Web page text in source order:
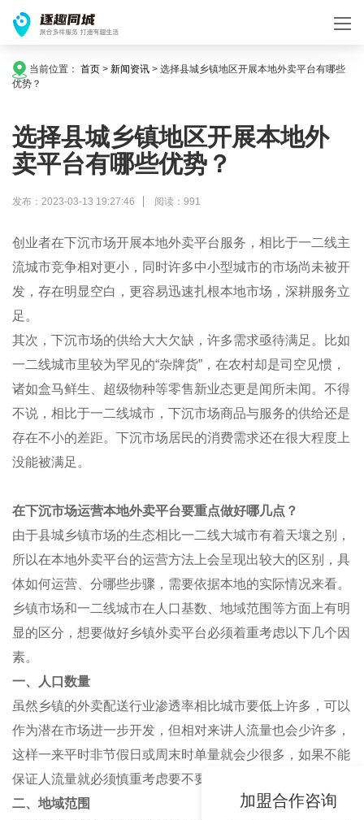
加盟合作咨询
当前位置： 首页 > 新闻资讯 > 选择县城乡镇地区开展本地外卖平台有哪些
优势？
选择县城乡镇地区开展本地外
卖平台有哪些优势？
发布：2023-03-13 19:27:46 阅读：991
创业者在下沉市场开展本地外卖平台服务，相比于一二线主
流城市竞争相对更小，同时许多中小型城市的市场尚未被开
发，存在明显空白，更容易迅速扎根本地市场，深耕服务立
足。
其次，下沉市场的供给大大欠缺，许多需求亟待满足。比如
一二线城市里较为罕见的“杂牌货” ，在农村却是司空见惯，
诸如盒马鲜生、超级物种等零售新业态更是闻所未闻。不得
不说，相比于一二线城市，下沉市场商品与服务的供给还是
存在不小的差距。下沉市场居民的消费需求还在很大程度上
没能被满足。
在下沉市场运营本地外卖平台要重点做好哪几点？
由于县城乡镇市场的生态相比一二线大城市有着天壤之别，
所以在本地外卖平台的运营方法上会呈现出较大的区别，具
体如何运营、分哪些步骤，需要依据本地的实际情况来看。
乡镇市场和一二线城市在 人口基数 、地域范围等方面上有明
显的区分，想要做好乡镇外卖平台必须着重考虑以下几个因
素。
一、人口数量
虽然乡镇的外卖配送行业渗透率相比城市要低上许多，可以
作为潜在市场进一步开发，但相对来讲人流量也会少许多，
这样一来平时非节假日或周末时单量就会少很多，如果不能
保证人流量就必须慎重考虑要不要选择当地开展业务。
二、地域范围